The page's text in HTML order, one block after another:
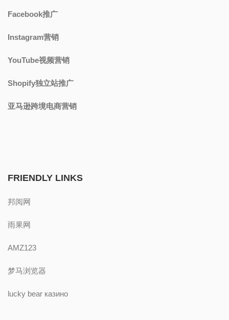
Facebook推广
Instagram营销
YouTube视频营销
Shopify独立站推广
亚马逊跨境电商营销
FRIENDLY LINKS
邦阅网
雨果网
AMZ123
梦马浏览器
lucky bear казино